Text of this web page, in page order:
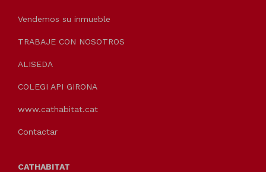
Vendemos su inmueble
TRABAJE CON NOSOTROS
ALISEDA
COLEGI API GIRONA
www.cathabitat.cat
Contactar
CATHABITAT